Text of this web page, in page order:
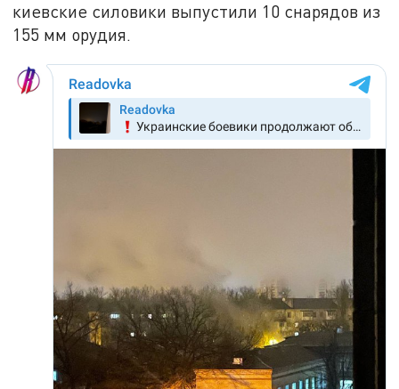
киевские силовики выпустили 10 снарядов из
155 мм орудия.